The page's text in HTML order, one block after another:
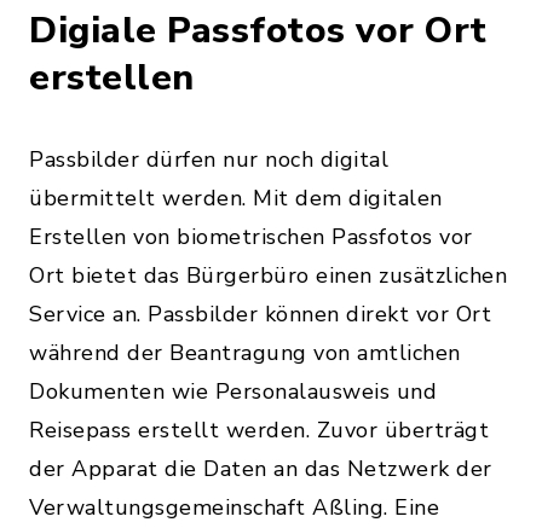
Digiale Passfotos vor Ort
erstellen
Passbilder dürfen nur noch digital
übermittelt werden. Mit dem digitalen
Erstellen von biometrischen Passfotos vor
Ort bietet das Bürgerbüro einen zusätzlichen
Service an. Passbilder können direkt vor Ort
während der Beantragung von amtlichen
Dokumenten wie Personalausweis und
Reisepass erstellt werden. Zuvor überträgt
der Apparat die Daten an das Netzwerk der
Verwaltungsgemeinschaft Aßling. Eine